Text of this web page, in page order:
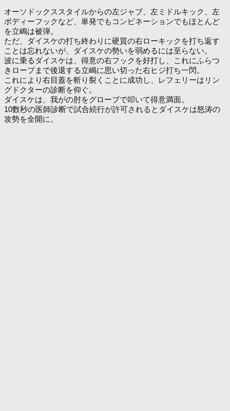
オーソドックススタイルからの左ジャブ、左ミドルキック、左
ボディーフックなど、単発でもコンビネーションでもほとんど
を立嶋は被弾。
ただ、ダイスケの打ち終わりに硬質の右ローキックを打ち返す
ことは忘れないが、ダイスケの勢いを弱めるには至らない。
波に乗るダイスケは、得意の右フックを好打し、これにふらつ
きロープまで後退する立嶋に思い切った右ヒジ打ち一閃。
これにより右目蓋を斬り裂くことに成功し、レフェリーはリン
グドクターの診断を仰ぐ。
ダイスケは、我がの肘をグローブで叩いて得意満面。
10数秒の医師診断で試合続行が許可されるとダイスケは怒涛の
攻勢を全開に。